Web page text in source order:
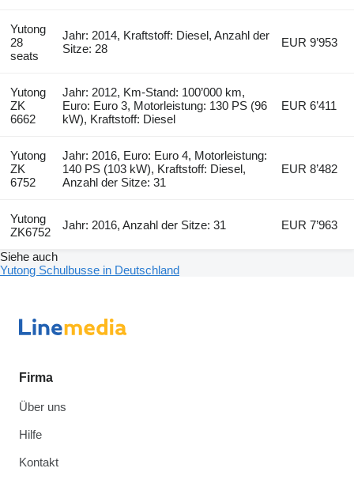
Yutong
28
seats
Jahr: 2014, Kraftstoff: Diesel, Anzahl der
Sitze: 28
EUR 9’953
Yutong
ZK
6662
Jahr: 2012, Km-Stand: 100’000 km,
Euro: Euro 3, Motorleistung: 130 PS (96
kW), Kraftstoff: Diesel
EUR 6’411
Yutong
ZK
6752
Jahr: 2016, Euro: Euro 4, Motorleistung:
140 PS (103 kW), Kraftstoff: Diesel,
Anzahl der Sitze: 31
EUR 8’482
Yutong
ZK6752
Jahr: 2016, Anzahl der Sitze: 31 EUR 7’963
Siehe auch
Yutong Schulbusse in Deutschland
Firma
Über uns
Hilfe
Kontakt